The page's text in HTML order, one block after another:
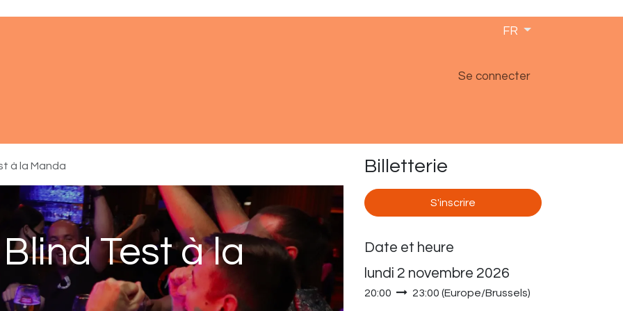
FR
Se connecter
à la Manda
Test à la
Billetterie
S'inscrire
Date et heure
lundi 2 novembre 2026
20:00 23:00 (Europe/Brussels)